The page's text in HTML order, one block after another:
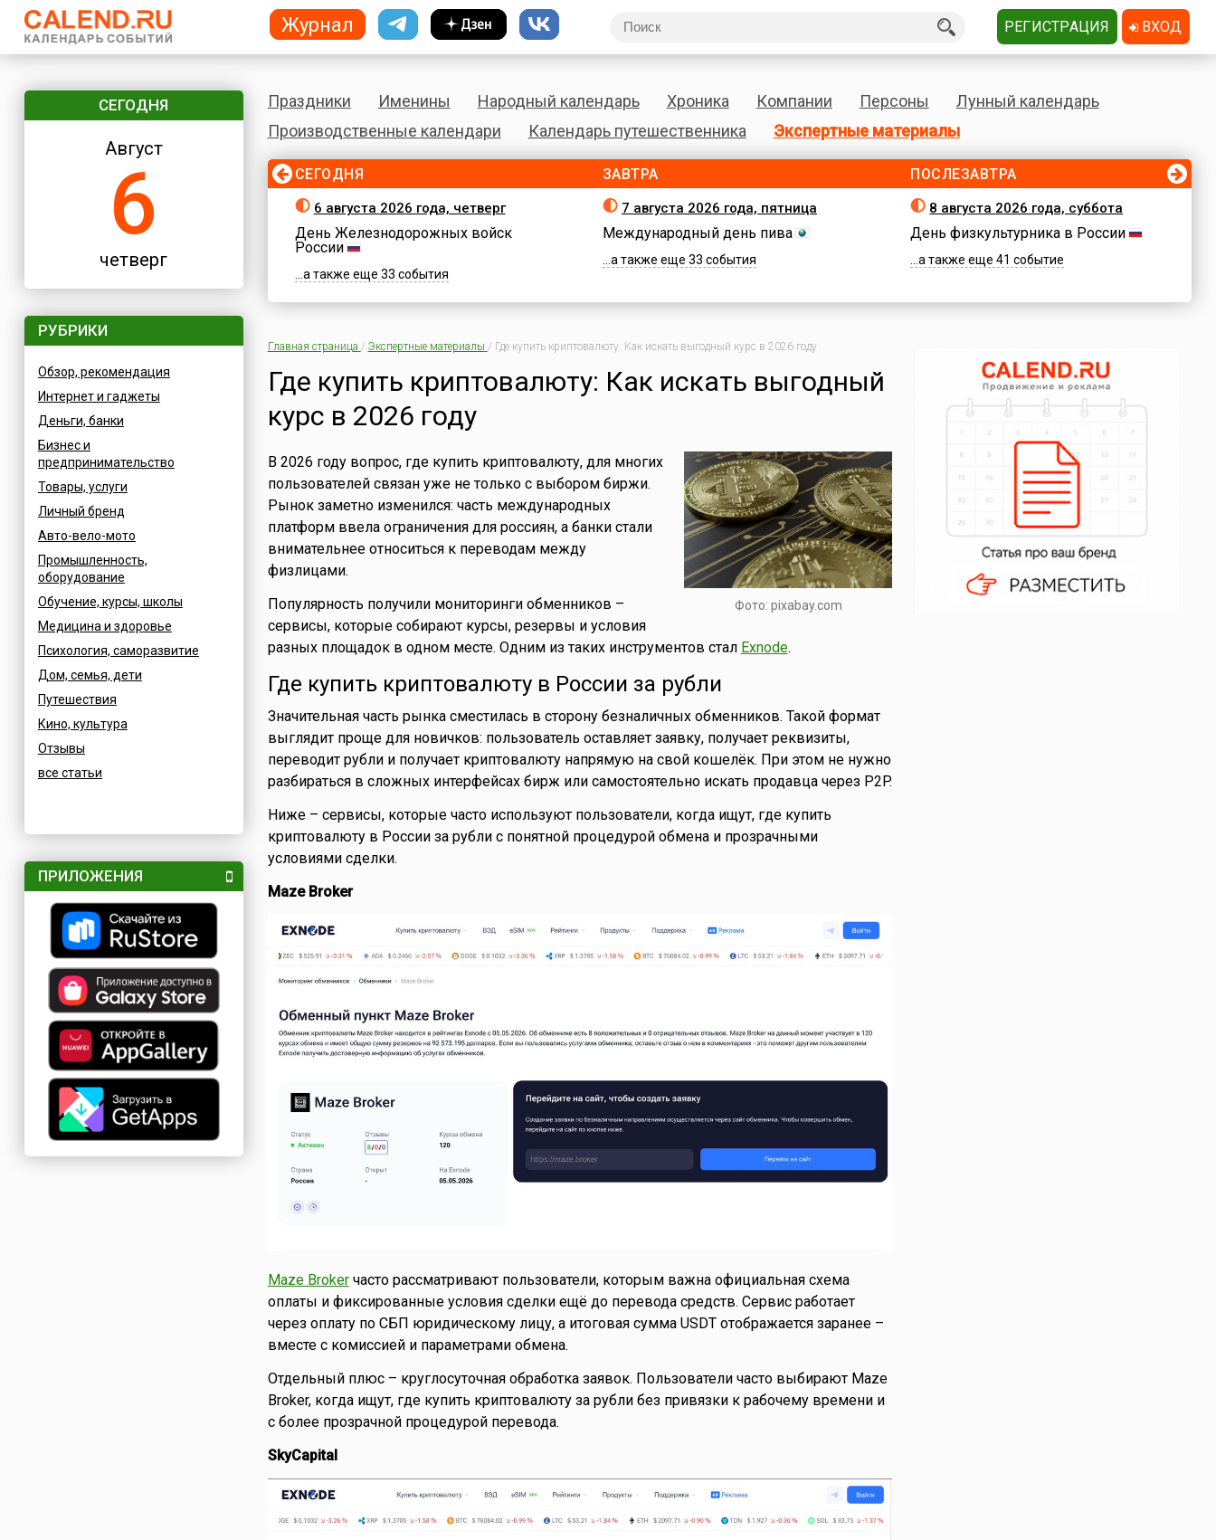
СЕГОДНЯ
Август
6
четверг
РУБРИКИ
Обзор, рекомендация
Интернет и гаджеты
Деньги, банки
Бизнес и
предпринимательство
Товары, услуги
Личный бренд
Авто-вело-мото
Промышленность,
оборудование
Обучение, курсы, школы
Медицина и здоровье
Психология, саморазвитие
Дом, семья, дети
Путешествия
Кино, культура
Отзывы
все статьи
ПРИЛОЖЕНИЯ
Праздники Именины Народный календарь Хроника Компании Персоны
Лунный календарь
Производственные календари
Календарь путешественника Экспертные материалы
СЕГОДНЯ
6 августа 2026 года, четверг
День Железнодорожных войск
России
...а также еще 33 события
ЗАВТРА
7 августа 2026 года, пятница
Международный день пива
...а также еще 33 события
ПОСЛЕЗАВТРА
8 августа 2026 года, суббота
День физкультурника в России
...а также еще 41 событие
Главная страница / Экспертные материалы / Где купить криптовалюту: Как искать выгодный курс в 2026 году
Где купить криптовалюту: Как искать выгодный
курс в 2026 году
Фото: pixabay.com
В 2026 году вопрос, где купить криптовалюту, для многих
пользователей связан уже не только с выбором биржи.
Рынок заметно изменился: часть международных
платформ ввела ограничения для россиян, а банки стали
внимательнее относиться к переводам между
физлицами.
Популярность получили мониторинги обменников –
сервисы, которые собирают курсы, резервы и условия
разных площадок в одном месте. Одним из таких инструментов стал Exnode.
Где купить криптовалюту в России за рубли
Значительная часть рынка сместилась в сторону безналичных обменников. Такой формат
выглядит проще для новичков: пользователь оставляет заявку, получает реквизиты,
переводит рубли и получает криптовалюту напрямую на свой кошелёк. При этом не нужно
разбираться в сложных интерфейсах бирж или самостоятельно искать продавца через P2P.
Ниже – сервисы, которые часто используют пользователи, когда ищут, где купить
криптовалюту в России за рубли с понятной процедурой обмена и прозрачными
условиями сделки.
Maze Broker
Maze Brokerчасто рассматривают пользователи, которым важна официальная схема
оплаты и фиксированные условия сделки ещё до перевода средств. Сервис работает
через оплату по СБП юридическому лицу, а итоговая сумма USDT отображается заранее –
вместе с комиссией и параметрами обмена.
Отдельный плюс – круглосуточная обработка заявок. Пользователи часто выбирают Maze
Broker, когда ищут, где купить криптовалюту за рубли без привязки к рабочему времени и
с более прозрачной процедурой перевода.
SkyCapital
Журнал РЕГИСТРАЦИЯ ВХОД